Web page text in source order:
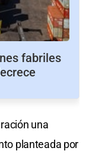
fabriles
una
planteada por